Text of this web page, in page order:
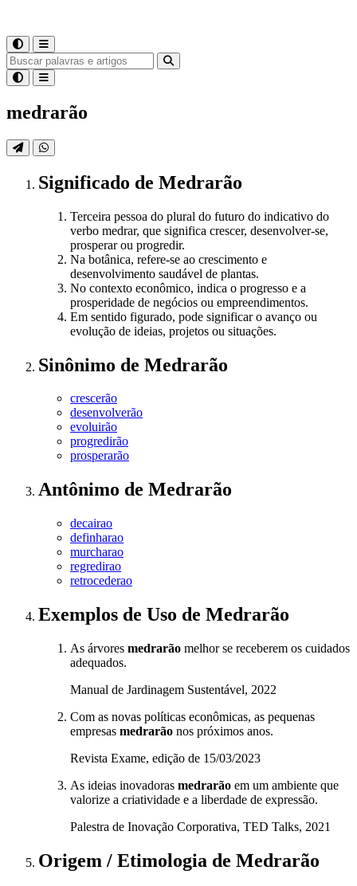
medrarão
Significado de Medrarão
Terceira pessoa do plural do futuro do indicativo do
verbo medrar, que significa crescer, desenvolver-se,
prosperar ou progredir.
Na botânica, refere-se ao crescimento e
desenvolvimento saudável de plantas.
No contexto econômico, indica o progresso e a
prosperidade de negócios ou empreendimentos.
Em sentido figurado, pode significar o avanço ou
evolução de ideias, projetos ou situações.
Sinônimo de Medrarão
crescerão
desenvolverão
evoluirão
progredirão
prosperarão
Antônimo de Medrarão
decairao
definharao
murcharao
regredirao
retrocederao
Exemplos de Uso de Medrarão
As árvores medrarão melhor se receberem os cuidados
adequados.
Manual de Jardinagem Sustentável, 2022
Com as novas políticas econômicas, as pequenas
empresas medrarão nos próximos anos.
Revista Exame, edição de 15/03/2023
As ideias inovadoras medrarão em um ambiente que
valorize a criatividade e a liberdade de expressão.
Palestra de Inovação Corporativa, TED Talks, 2021
Origem / Etimologia de Medrarão